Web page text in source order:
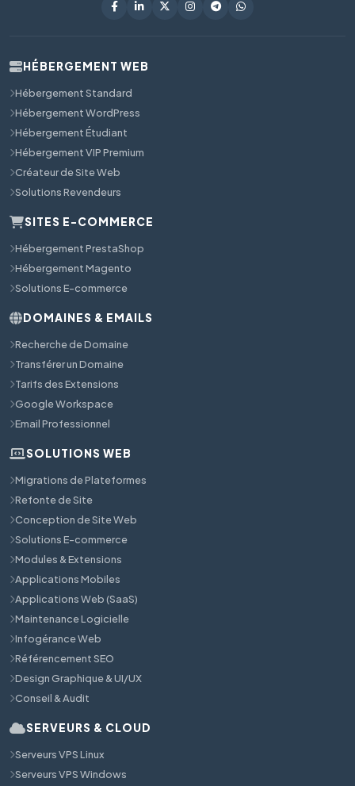
HÉBERGEMENT WEB
Hébergement Standard
Hébergement WordPress
Hébergement Étudiant
Hébergement VIP Premium
Créateur de Site Web
Solutions Revendeurs
SITES E-COMMERCE
Hébergement PrestaShop
Hébergement Magento
Solutions E-commerce
DOMAINES & EMAILS
Recherche de Domaine
Transférer un Domaine
Tarifs des Extensions
Google Workspace
Email Professionnel
SOLUTIONS WEB
Migrations de Plateformes
Refonte de Site
Conception de Site Web
Solutions E-commerce
Modules & Extensions
Applications Mobiles
Applications Web (SaaS)
Maintenance Logicielle
Infogérance Web
Référencement SEO
Design Graphique & UI/UX
Conseil & Audit
SERVEURS & CLOUD
Serveurs VPS Linux
Serveurs VPS Windows